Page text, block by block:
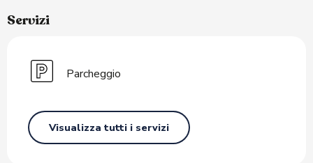
Servizi
Parcheggio
Visualizza tutti i servizi